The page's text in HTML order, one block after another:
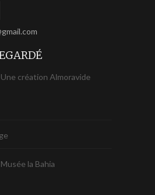
Une création Almoravide
Musée la Bahia